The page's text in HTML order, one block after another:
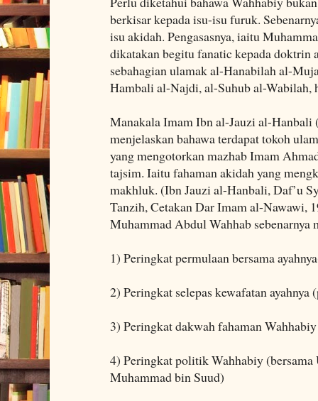
berkisar kepada isu-isu furuk.
isu akidah. Pengasasnya, iaitu
dikatakan begitu fanatic kepada doktrin
sebahagian ulamak al-Hanabilah al-
Hambali al-Najdi, al-Suhub al-Wabilah,
Manakala Imam Ibn al-Jauzi al-
menjelaskan bahawa terdapat tokoh
yang mengotorkan mazhab Imam
tajsim. Iaitu fahaman akidah yang
makhluk. (Ibn Jauzi al-Hanbali, Daf’u
Tanzih, Cetakan Dar Imam al-Nawawi,
Muhammad Abdul Wahhab sebenarnya
1) Peringkat permulaan bersama
2) Peringkat selepas kewafatan ayahnya
3) Peringkat dakwah fahaman
4) Peringkat politik Wahhabiy
Muhammad bin Suud)